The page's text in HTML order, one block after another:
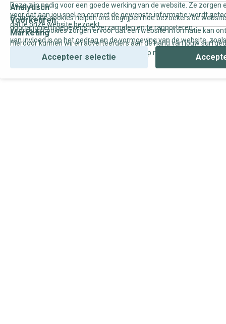
Deze zijn nodig voor een goede werking van de website. Ze zorgen
voor dat aan jou snel en correct de gewenste informatie wordt
dat je onze website bezoekt.
Analytisch
Statistische cookies helpen ons begrijpen hoe bezoekers de
door anoniem gegevens te verzamelen en te rapporteren.
Voorkeuren
Voorkeurscookies zorgen ervoor dat een website informatie kan
van invloed is op het gedrag en de vormgeving van de website,
Marketing
Hierdoor kunnen wij en adverteerders aan de hand van jouw
gepersonaliseerde online advertenties en op maat gemaakte
Accepteer selectie